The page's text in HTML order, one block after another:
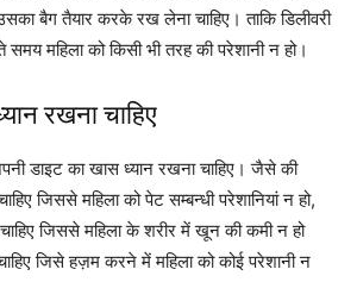
बैग तैयार करके रख लेना चाहिए। ताकि डिलीवरी
समय महिला को किसी भी तरह की परेशानी न हो।
रखना चाहिए
डाइट का खास ध्यान रखना चाहिए। जैसे की
जिससे महिला को पेट सम्बन्धी परेशानियां न हो,
जिससे महिला के शरीर में खून की कमी न हो
जिसे हज़म करने में महिला को कोई परेशानी न